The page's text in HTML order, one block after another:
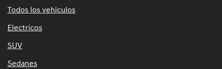
Todos los vehiculos
Electricos
SUV
Sedanes